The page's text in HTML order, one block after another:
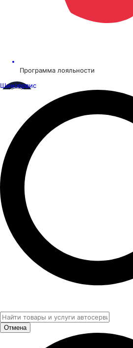
Программа лояльности
Шинсервис
Отмена